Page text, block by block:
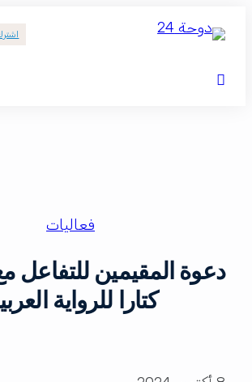
اشترك
فعاليات
دعوة المقيمين للتفاعل
كتارا للرواية